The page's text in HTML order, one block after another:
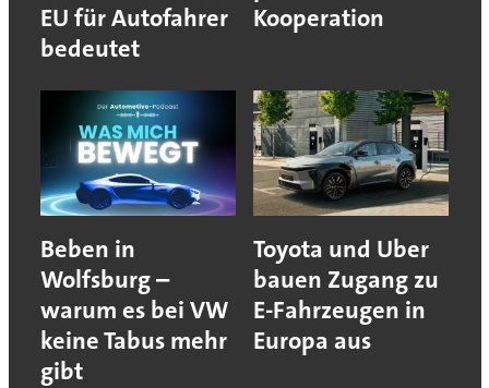
EU für Autofahrer
bedeutet
Kooperation
Beben in
Wolfsburg –
warum es bei VW
keine Tabus mehr
gibt
Toyota und Uber
bauen Zugang zu
E-Fahrzeugen in
Europa aus